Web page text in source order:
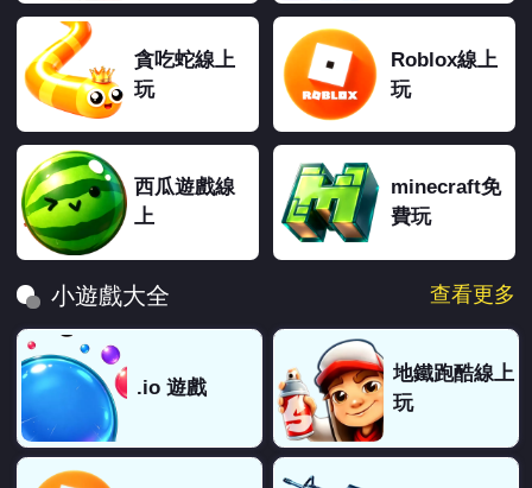
貪吃蛇線上
玩
Roblox線上
玩
西瓜遊戲線
上
minecraft免
費玩
小遊戲大全 查看更多
.io 遊戲
地鐵跑酷線上
玩